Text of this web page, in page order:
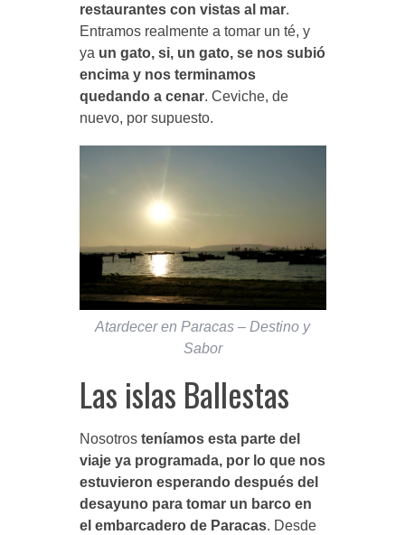
restaurantes con vistas al mar.
Entramos realmente a tomar un té, y
ya un gato, si, un gato, se nos subió
encima y nos terminamos
quedando a cenar. Ceviche, de
nuevo, por supuesto.
Atardecer en Paracas – Destino y
Sabor
Las islas Ballestas
Nosotros teníamos esta parte del
viaje ya programada, por lo que nos
estuvieron esperando después del
desayuno para tomar un barco en
el embarcadero de Paracas. Desde